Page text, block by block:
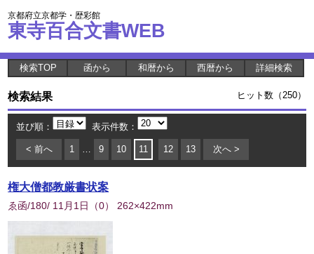
京都府立京都学・歴彩館
東寺百合文書WEB
検索TOP 函から 和暦から 西暦から 詳細検索
検索結果 ヒット数（250）
並び順： 表示件数：
< 前へ 1 … 9 10 11 12 13 次へ >
権大僧都教厳書状案
ゑ函/180/ 11月1日 （0） 262×422mm